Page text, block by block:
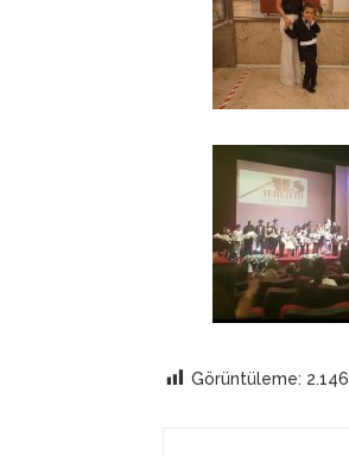
Görüntüleme: 2.146